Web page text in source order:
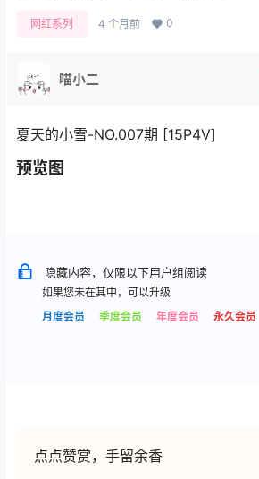
网红系列 4 个月前 0
喵小二
夏天的小雪-NO.007期 [15P4V]
预览图
隐藏内容，仅限以下用户组阅读
如果您未在其中，可以升级
月度会员
季度会员 年度会员 永久会员
点点赞赏，手留余香